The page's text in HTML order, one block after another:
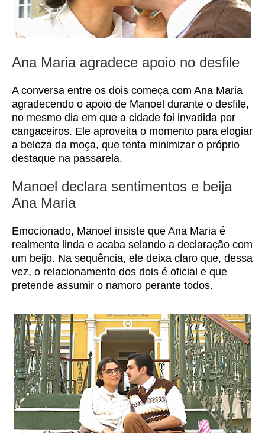
Ana Maria agradece apoio no desfile
A conversa entre os dois começa com Ana Maria
agradecendo o apoio de Manoel durante o desfile,
no mesmo dia em que a cidade foi invadida por
cangaceiros. Ele aproveita o momento para elogiar
a beleza da moça, que tenta minimizar o próprio
destaque na passarela.
Manoel declara sentimentos e beija
Ana Maria
Emocionado, Manoel insiste que Ana Maria é
realmente linda e acaba selando a declaração com
um beijo. Na sequência, ele deixa claro que, dessa
vez, o relacionamento dos dois é oficial e que
pretende assumir o namoro perante todos.